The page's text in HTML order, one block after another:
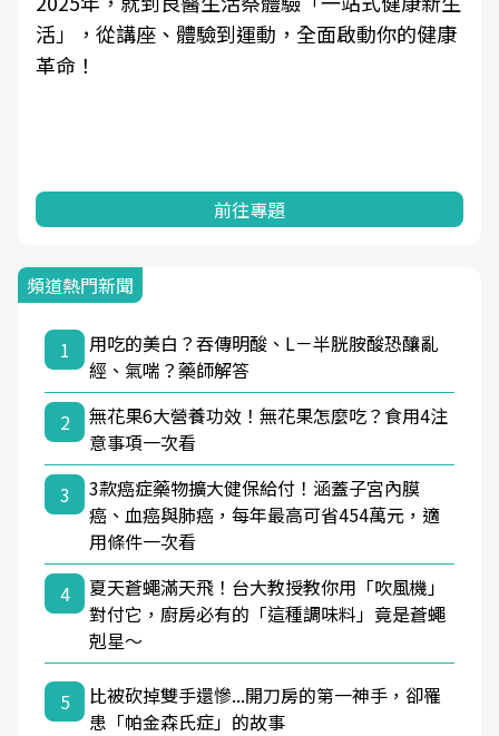
學觀點與日常感受的對話，建立對亞健康的認
知，進而引導實際的改善行動。
前往專題
頻道熱門新聞
1
用吃的美白？吞傳明酸、L－半胱胺酸恐釀亂
經、氣喘？藥師解答
2
無花果6大營養功效！無花果怎麼吃？食用4注
意事項一次看
3
3款癌症藥物擴大健保給付！涵蓋子宮內膜
癌、血癌與肺癌，每年最高可省454萬元，適
用條件一次看
4
夏天蒼蠅滿天飛！台大教授教你用「吹風機」
對付它，廚房必有的「這種調味料」竟是蒼蠅
剋星～
5
比被砍掉雙手還慘...開刀房的第一神手，卻罹
患「帕金森氏症」的故事